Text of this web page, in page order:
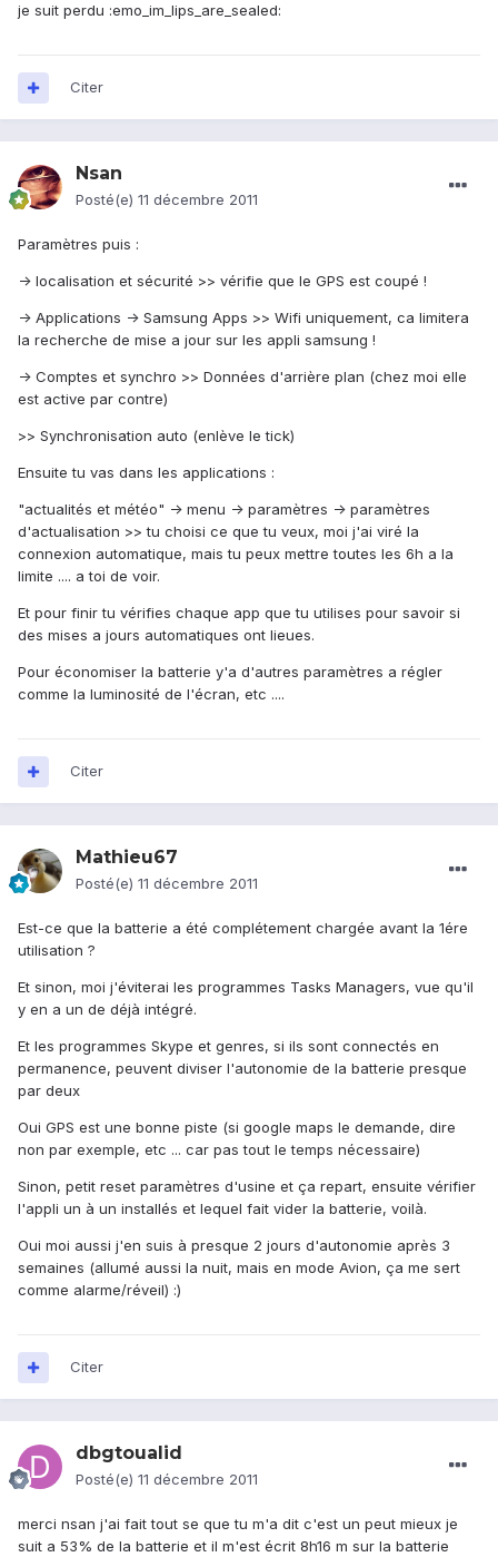
je suit perdu :emo_im_lips_are_sealed:
Citer
Nsan
Posté(e) 11 décembre 2011
Paramètres puis :
-> localisation et sécurité >> vérifie que le GPS est coupé !
-> Applications -> Samsung Apps >> Wifi uniquement, ca limitera
la recherche de mise a jour sur les appli samsung !
-> Comptes et synchro >> Données d'arrière plan (chez moi elle
est active par contre)
>> Synchronisation auto (enlève le tick)
Ensuite tu vas dans les applications :
"actualités et météo" -> menu -> paramètres -> paramètres
d'actualisation >> tu choisi ce que tu veux, moi j'ai viré la
connexion automatique, mais tu peux mettre toutes les 6h a la
limite .... a toi de voir.
Et pour finir tu vérifies chaque app que tu utilises pour savoir si
des mises a jours automatiques ont lieues.
Pour économiser la batterie y'a d'autres paramètres a régler
comme la luminosité de l'écran, etc ....
Citer
Mathieu67
Posté(e) 11 décembre 2011
Est-ce que la batterie a été complétement chargée avant la 1ére
utilisation ?
Et sinon, moi j'éviterai les programmes Tasks Managers, vue qu'il
y en a un de déjà intégré.
Et les programmes Skype et genres, si ils sont connectés en
permanence, peuvent diviser l'autonomie de la batterie presque
par deux
Oui GPS est une bonne piste (si google maps le demande, dire
non par exemple, etc ... car pas tout le temps nécessaire)
Sinon, petit reset paramètres d'usine et ça repart, ensuite vérifier
l'appli un à un installés et lequel fait vider la batterie, voilà.
Oui moi aussi j'en suis à presque 2 jours d'autonomie après 3
semaines (allumé aussi la nuit, mais en mode Avion, ça me sert
comme alarme/réveil) :)
Citer
dbgtoualid
Posté(e) 11 décembre 2011
merci nsan j'ai fait tout se que tu m'a dit c'est un peut mieux je
suit a 53% de la batterie et il m'est écrit 8h16 m sur la batterie